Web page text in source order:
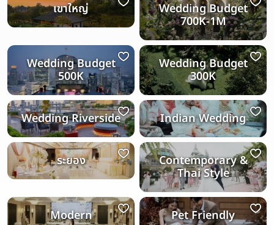
เขาใหญ่ Wedding Budget
700K-1M
Wedding Budget
500K
Wedding Budget
300K
Wedding Riverside Indian Wedding
ระยอง Contemporary &
Thai Style
Modern Pet Friendly